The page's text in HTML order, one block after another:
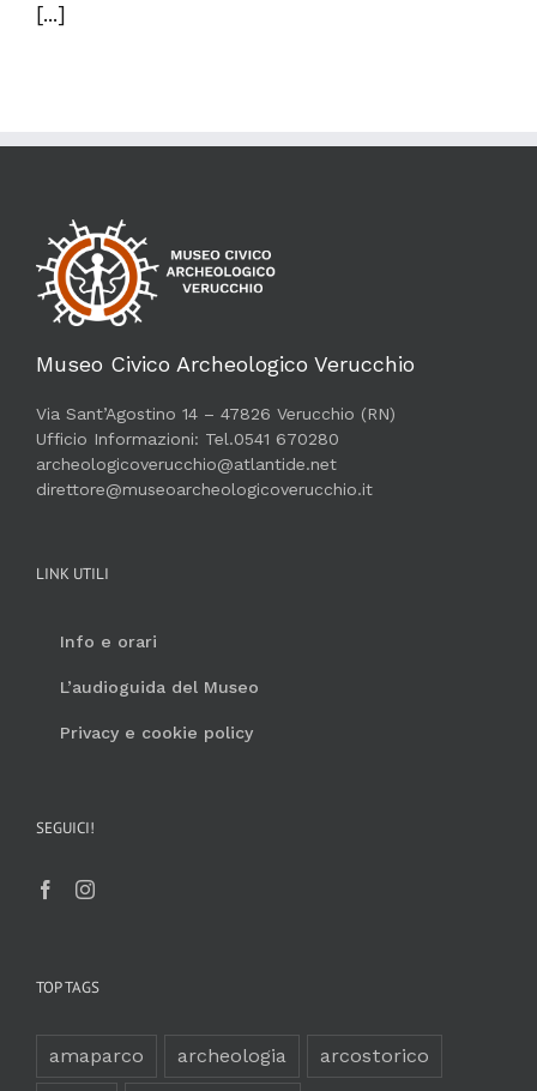
[...]
Museo Civico Archeologico Verucchio
Via Sant’Agostino 14 – 47826 Verucchio (RN)
Ufficio Informazioni: Tel.0541 670280
archeologicoverucchio@atlantide.net
direttore@museoarcheologicoverucchio.it
LINK UTILI
Info e orari
L’audioguida del Museo
Privacy e cookie policy
SEGUICI!
TOP TAGS
amaparco archeologia arcostorico